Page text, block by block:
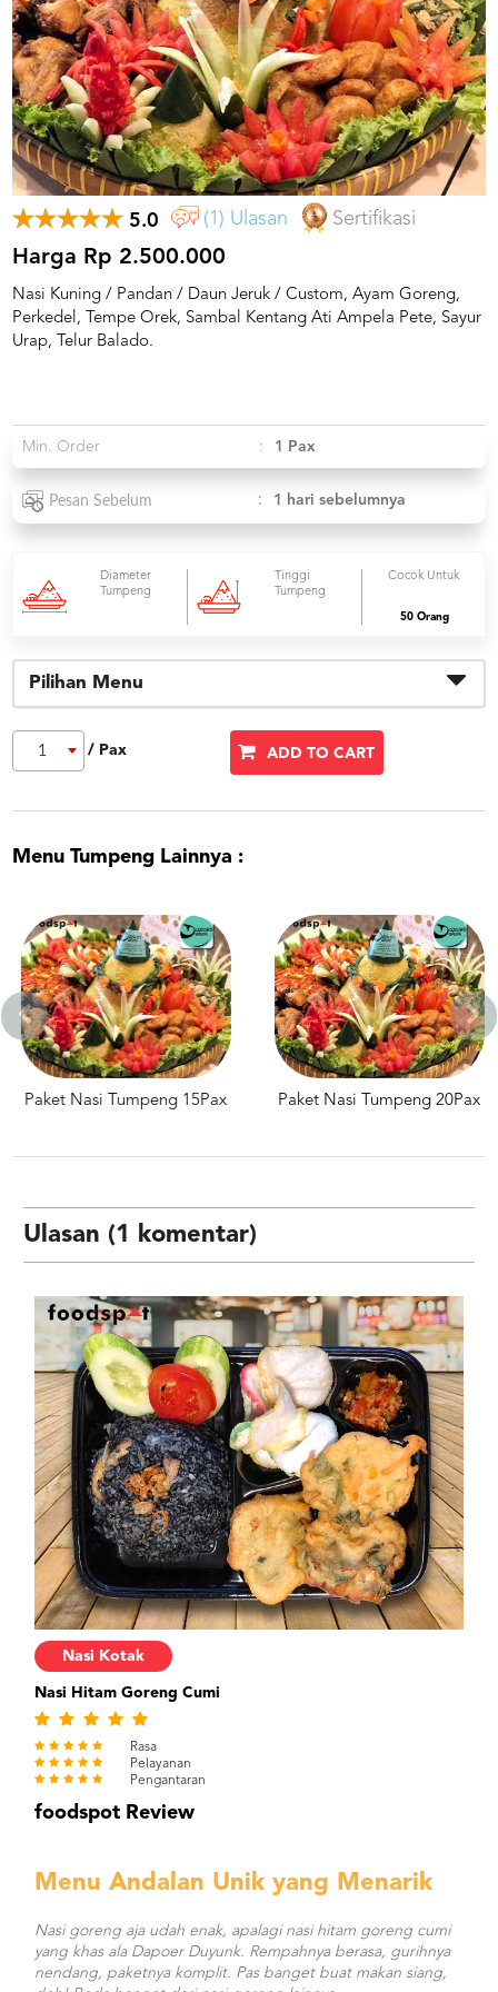
US
CATERERS
BLOG
TERMS
&
CONDITIONS
CALL
CENTER
021
3494
LOGIN
DAFTAR
5.0 (1) Ulasan Sertifikasi
Harga Rp 2.500.000
Nasi Kuning / Pandan / Daun Jeruk / Custom, Ayam Goreng,
Perkedel, Tempe Orek, Sambal Kentang Ati Ampela Pete, Sayur
Urap, Telur Balado.
Min. Order : 1 Pax
Pesan Sebelum : 1 hari sebelumnya
Diameter
Tumpeng
Tinggi
Tumpeng
Cocok Untuk
50 Orang
Pilihan Menu
1 / Pax ADD TO CART
Menu Tumpeng Lainnya :
Paket Nasi Tumpeng 15Pax Paket Nasi Tumpeng 20Pax
Ulasan (1 komentar)
Nasi Kotak
Nasi Hitam Goreng Cumi
Rasa
Pelayanan
Pengantaran
foodspot Review
Menu Andalan Unik yang Menarik
Nasi goreng aja udah enak, apalagi nasi hitam goreng cumi
yang khas ala Dapoer Duyunk. Rempahnya berasa, gurihnya
nendang, paketnya komplit. Pas banget buat makan siang,